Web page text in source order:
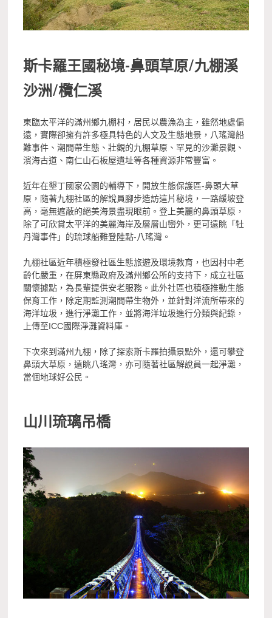
斯卡羅王國秘境-鼻頭草原/九棚溪
沙洲/欖仁溪
東臨太平洋的滿州鄉九棚村，居民以農漁為主，雖然地處偏
遠，實際卻擁有許多極具特色的人文及生態地景，八瑤灣船
難事件、潮間帶生態、壯觀的九棚草原、罕見的沙灘景觀、
濱海古道、南仁山石板屋遺址等各種資源非常豐富。
近年在墾丁國家公園的輔導下，開放生態保護區-鼻頭大草
原，隨著九棚社區的解說員腳步造訪這片秘境，一路緩坡登
高，毫無遮蔽的絕美海景盡現眼前。登上美麗的鼻頭草原，
除了可欣賞太平洋的美麗海岸及層層山巒外，更可遠眺「牡
丹灣事件」的琉球船難登陸點-八瑤灣。
九棚社區近年積極發社區生態旅遊及環境教育，也因村中老
齡化嚴重，在屏東縣政府及滿州鄉公所的支持下，成立社區
關懷據點，為長輩提供安老服務。此外社區也積極推動生態
保育工作，除定期監測潮間帶生物外，並針對洋流所帶來的
海洋垃圾，進行淨灘工作，並將海洋垃圾進行分類與紀錄，
上傳至ICC國際淨灘資料庫。
下次來到滿州九棚，除了探索斯卡羅拍攝景點外，還可攀登
鼻頭大草原，遠眺八瑤灣，亦可隨著社區解說員一起淨灘，
當個地球好公民。
山川琉璃吊橋